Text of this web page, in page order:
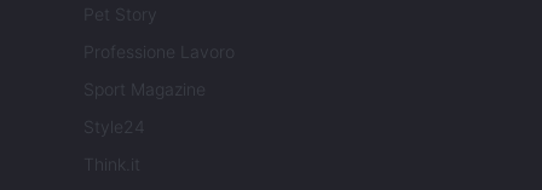
Pet Story
Professione Lavoro
Sport Magazine
Style24
Think.it